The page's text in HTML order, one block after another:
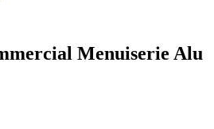
Menuiserie Alu